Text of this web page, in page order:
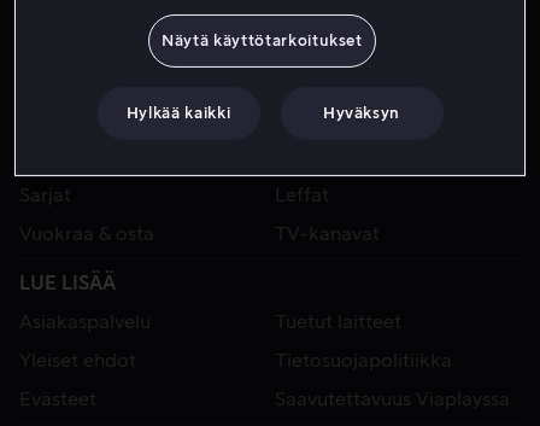
Sarjat
Leffat
Vuokraa & osta
TV-kanavat
LUE LISÄÄ
Asiakaspalvelu
Tuetut laitteet
Yleiset ehdot
Tietosuojapolitiikka
Evästeet
Saavutettavuus Viaplayssa
Näytä käyttötarkoitukset
Hylkää kaikki Hyväksyn